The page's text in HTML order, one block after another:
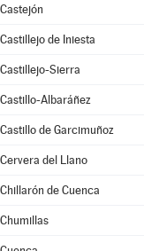
Castejón
Castillejo de Iniesta
Castillejo-Sierra
Castillo-Albaráñez
Castillo de Garcimuñoz
Cervera del Llano
Chillarón de Cuenca
Chumillas